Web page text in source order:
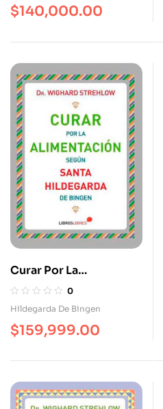
$140,000.00
Curar Por La
Alimentación Según
Santa Hildegarda
0
Hildegarda De Bingen
$159,999.00